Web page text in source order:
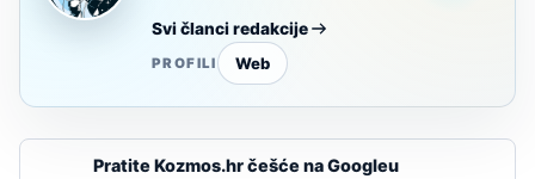
Svi članci redakcije
PROFILI Web
Pratite Kozmos.hr češće na Googleu